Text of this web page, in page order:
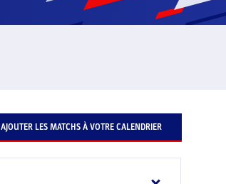
AJOUTER LES MATCHS À VOTRE CALENDRIER